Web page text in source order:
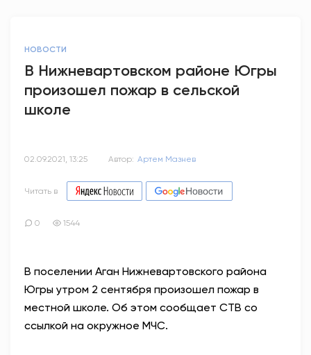
НОВОСТИ
В Нижневартовском районе Югры
произошел пожар в сельской
школе
02.09.2021, 13:25 Автор: Артем Мазнев
Читать в
0 1544
В поселении Аган Нижневартовского района
Югры утром 2 сентября произошел пожар в
местной школе. Об этом сообщает СТВ со
ссылкой на окружное МЧС.